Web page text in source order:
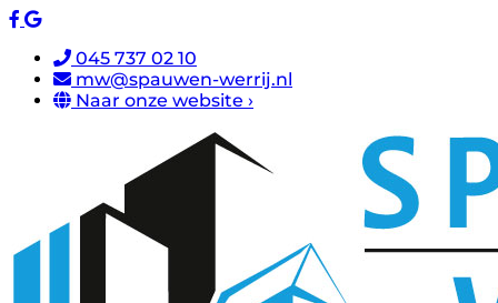
045 737 02 10
mw@spauwen-werrij.nl
Naar onze website ›